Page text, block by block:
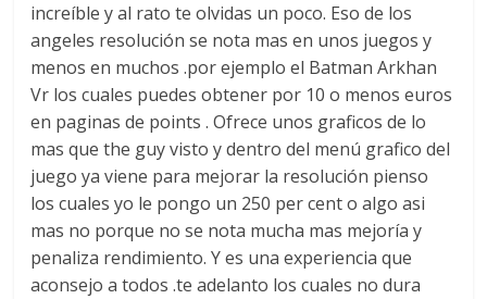
increíble y al rato te olvidas un poco. Eso de los
angeles resolución se nota mas en unos juegos y
menos en muchos .por ejemplo el Batman Arkhan
Vr los cuales puedes obtener por 10 o menos euros
en paginas de points . Ofrece unos graficos de lo
mas que the guy visto y dentro del menú grafico del
juego ya viene para mejorar la resolución pienso
los cuales yo le pongo un 250 per cent o algo asi
mas no porque no se nota mucha mas mejoría y
penaliza rendimiento. Y es una experiencia que
aconsejo a todos .te adelanto los cuales no dura